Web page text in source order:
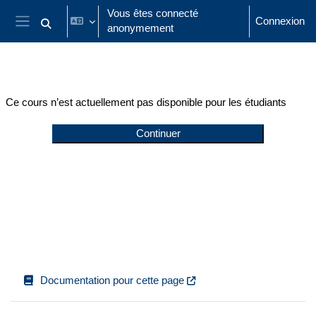
Passer au contenu principal
Panneau latéral
Activer/désactiver la saisie de recherche
Vous êtes connecté
anonymement
Connexion
Ce cours n’est actuellement pas disponible pour les étudiants
Continuer
Documentation pour cette page